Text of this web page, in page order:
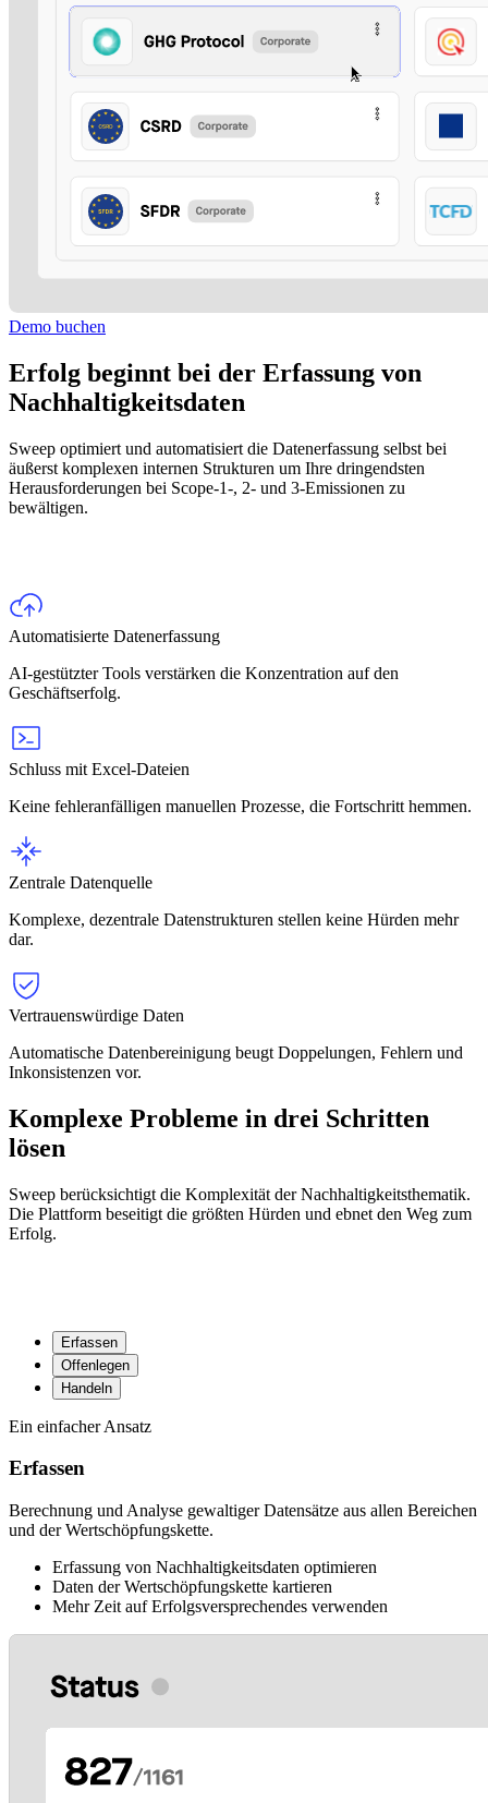
Demo buchen
Erfolg beginnt bei der Erfassung von
Nachhaltigkeitsdaten
Sweep optimiert und automatisiert die Datenerfassung selbst bei
äußerst komplexen internen Strukturen um Ihre dringendsten
Herausforderungen bei Scope-1-, 2- und 3-Emissionen zu
bewältigen.
Automatisierte Datenerfassung
AI-gestützter Tools verstärken die Konzentration auf den
Geschäftserfolg.
Schluss mit Excel-Dateien
Keine fehleranfälligen manuellen Prozesse, die Fortschritt hemmen.
Zentrale Datenquelle
Komplexe, dezentrale Datenstrukturen stellen keine Hürden mehr
dar.
Vertrauenswürdige Daten
Automatische Datenbereinigung beugt Doppelungen, Fehlern und
Inkonsistenzen vor.
Komplexe Probleme in drei Schritten
lösen
Sweep berücksichtigt die Komplexität der Nachhaltigkeitsthematik.
Die Plattform beseitigt die größten Hürden und ebnet den Weg zum
Erfolg.
Erfassen
Offenlegen
Handeln
Ein einfacher Ansatz
Erfassen
Berechnung und Analyse gewaltiger Datensätze aus allen Bereichen
und der Wertschöpfungskette.
Erfassung von Nachhaltigkeitsdaten optimieren
Daten der Wertschöpfungskette kartieren
Mehr Zeit auf Erfolgsversprechendes verwenden